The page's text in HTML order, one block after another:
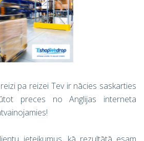
pa reizei Tev ir nācies saskarties
preces no Anglijas interneta